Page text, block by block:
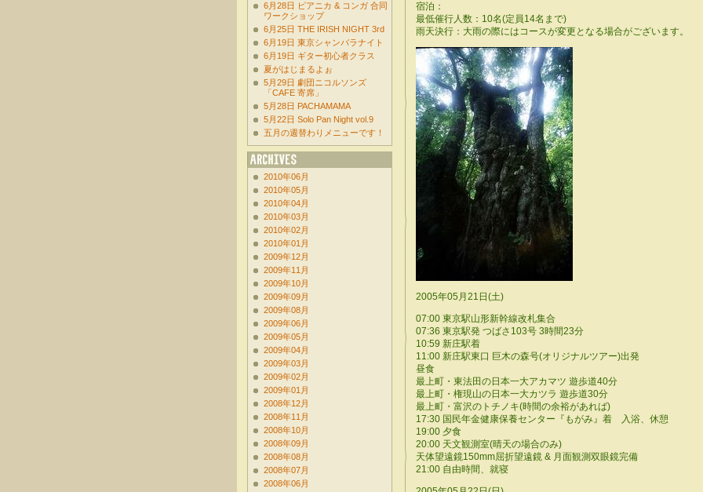
宿泊：
最低催行人数：10名(定員14名まで)
雨天決行：大雨の際にはコースが変更となる場合がございます。
2005年05月21日(土)
07:00 東京駅山形新幹線改札集合
07:36 東京駅発 つばさ103号 3時間23分
10:59 新庄駅着
11:00 新庄駅東口 巨木の森号(オリジナルツアー)出発
昼食
最上町・東法田の日本一大アカマツ 遊歩道40分
最上町・権現山の日本一大カツラ 遊歩道30分
最上町・富沢のトチノキ(時間の余裕があれば)
17:30 国民年金健康保養センター『もがみ』着 入浴、休憩
19:00 夕食
20:00 天文観測室(晴天の場合のみ)
天体望遠鏡150mm屈折望遠鏡 & 月面観測双眼鏡完備
21:00 自由時間、就寝
6月28日 ピアニカ & コンガ 合同
ワークショップ
6月25日 THE IRISH NIGHT 3rd
6月19日 東京シャンバラナイト
6月19日 ギター初心者クラス
夏がはじまるよぉ
5月29日 劇団ニコルソンズ
「CAFE 寄席」
5月28日 PACHAMAMA
5月22日 Solo Pan Night vol.9
五月の週替わりメニューです！
2010年06月
2010年05月
2010年04月
2010年03月
2010年02月
2010年01月
2009年12月
2009年11月
2009年10月
2009年09月
2009年08月
2009年06月
2009年05月
2009年04月
2009年03月
2009年02月
2009年01月
2008年12月
2008年11月
2008年10月
2008年09月
2008年08月
2008年07月
2008年06月